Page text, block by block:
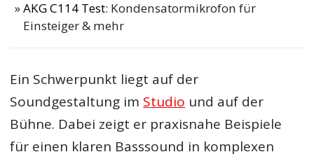
AKG C114 Test: Kondensatormikrofon für
Einsteiger & mehr
Ein Schwerpunkt liegt auf der
Soundgestaltung im Studio und auf der
Bühne. Dabei zeigt er praxisnahe Beispiele
für einen klaren Basssound in komplexen